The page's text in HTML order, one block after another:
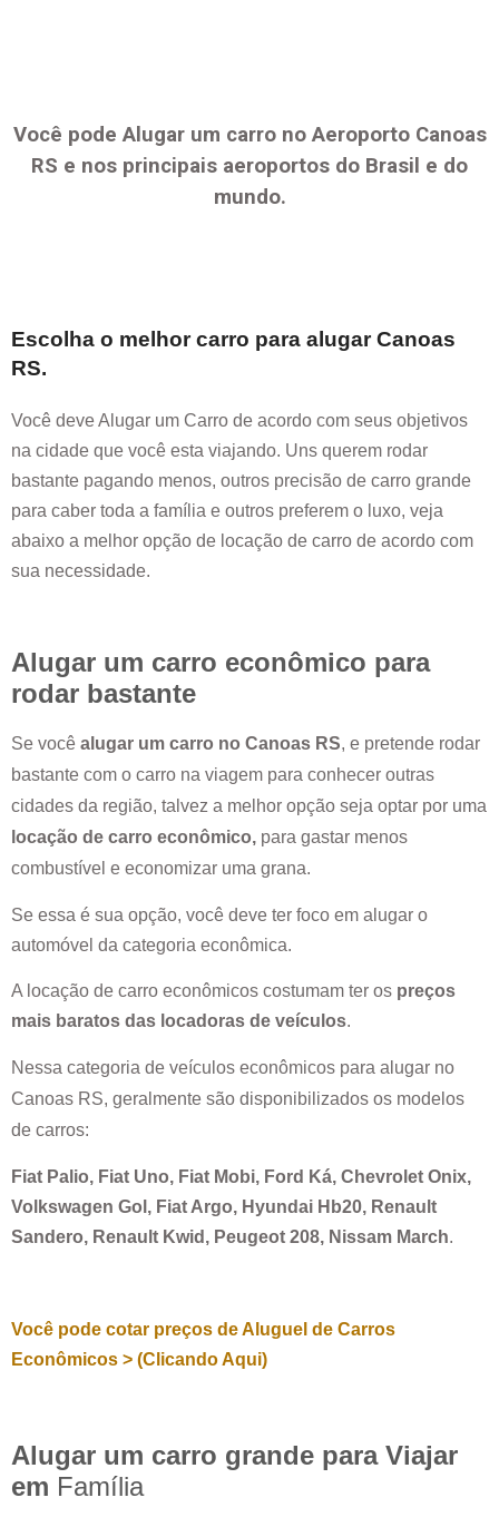
Você pode Alugar um carro no Aeroporto Canoas
RS e nos principais aeroportos do Brasil e do
mundo.
Escolha o melhor carro para alugarCanoas
RS.
Você deve Alugar um Carro de acordo com seus objetivos
na cidade que você esta viajando. Uns querem rodar
bastante pagando menos, outros precisão de carro grande
para caber toda a família e outros preferem o luxo, veja
abaixo a melhor opção de locação de carro de acordo com
sua necessidade.
Alugar um carro econômico para
rodar bastante
Se você alugar um carro no Canoas RS, e pretende rodar
bastante com o carro na viagem para conhecer outras
cidades da região, talvez a melhor opção seja optar por uma
locação de carro econômico, para gastar menos
combustível e economizar uma grana.
Se essa é sua opção, você deve ter foco em alugar o
automóvel da categoria econômica.
A locação de carro econômicos costumam ter os preços
mais baratos das locadoras de veículos.
Nessa categoria de veículos econômicos para alugar no
Canoas RS, geralmente são disponibilizados os modelos
de carros:
Fiat Palio, Fiat Uno, Fiat Mobi, Ford Ká, Chevrolet Onix,
Volkswagen Gol, Fiat Argo, Hyundai Hb20, Renault
Sandero, Renault Kwid, Peugeot 208, Nissam March.
Você pode cotar preços de Aluguel de Carros
Econômicos > (Clicando Aqui)
Alugar um carro grande para Viajar
em Família